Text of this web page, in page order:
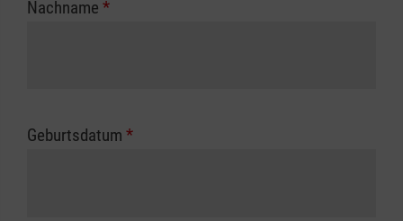
Nachname *
Geburtsdatum *